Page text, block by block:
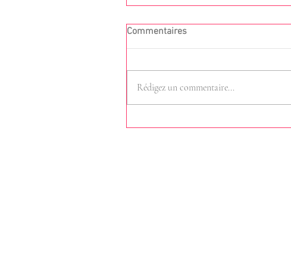
Commentaires
Rédigez un commentaire...